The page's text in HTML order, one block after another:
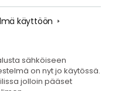
käyttöön
sähköiseen
on nyt jo käytössä.
jolloin pääset